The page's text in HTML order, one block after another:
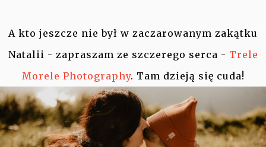
A kto jeszcze nie był w zaczarowanym zakątku
Natalii - zapraszam ze szczerego serca - Trele
Morele Photography. Tam dzieją się cuda!